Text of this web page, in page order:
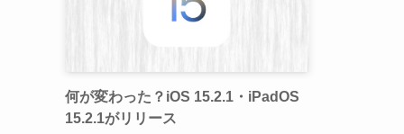
何が変わった？iOS 15.2.1・iPadOS
15.2.1がリリース